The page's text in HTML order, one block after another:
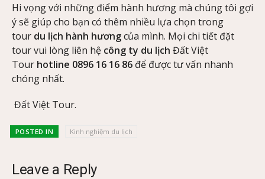
Hi vọng với những điểm hành hương mà chúng tôi gợi
ý sẽ giúp cho bạn có thêm nhiều lựa chọn trong
tour du lịch hành hươngcủa mình. Mọi chi tiết đặt
tour vui lòng liên hệ công ty du lịch Đất Việt
Tour hotline 0896 16 16 86 để được tư vấn nhanh
chóng nhất.
Đất Việt Tour.
POSTED IN Kinh nghiệm du lịch
Leave a Reply